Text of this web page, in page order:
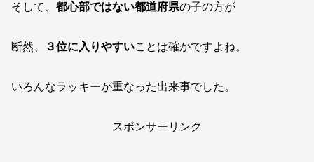
そして、 都心部ではない都道府県の子の方が
断然、 ３位に入りやすいことは確かですよね。
いろんなラッキーが重なった出来事でした。
スポンサーリンク